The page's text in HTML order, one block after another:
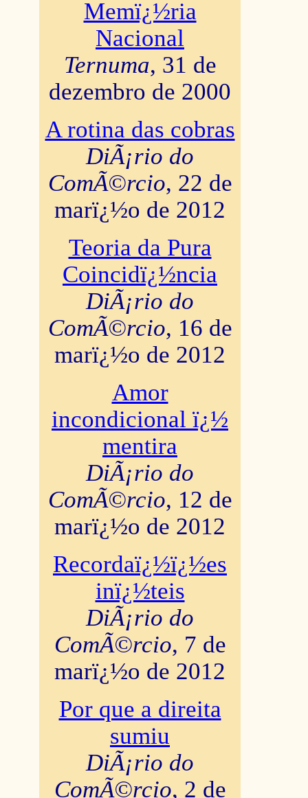
Memï¿½ria
Nacional
Ternuma, 31 de
dezembro de 2000
A rotina das cobras
DiÃ¡rio do
ComÃ©rcio, 22 de
marï¿½o de 2012
Teoria da Pura
Coincidï¿½ncia
DiÃ¡rio do
ComÃ©rcio, 16 de
marï¿½o de 2012
Amor
incondicional ï¿½
mentira
DiÃ¡rio do
ComÃ©rcio, 12 de
marï¿½o de 2012
Recordaï¿½ï¿½es
inï¿½teis
DiÃ¡rio do
ComÃ©rcio, 7 de
marï¿½o de 2012
Por que a direita
sumiu
DiÃ¡rio do
ComÃ©rcio, 2 de